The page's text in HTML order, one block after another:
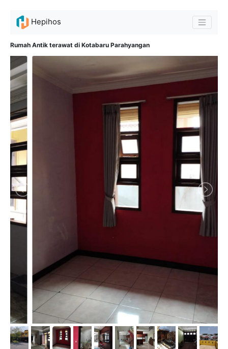
Hepihos
Rumah Antik terawat di Kotabaru Parahyangan